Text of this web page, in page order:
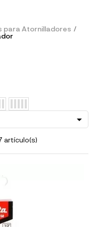
para Atornilladores

artículo(s)